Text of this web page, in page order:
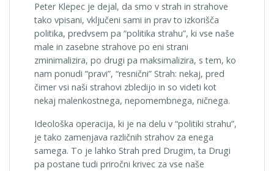
Peter Klepec je dejal, da smo v strah in strahove
tako vpisani, vključeni sami in prav to izkorišča
politika, predvsem pa “politika strahu”, ki vse naše
male in zasebne strahove po eni strani
zminimalizira, po drugi pa maksimalizira, s tem, ko
nam ponudi “pravi”, “resnični” Strah: nekaj, pred
čimer vsi naši strahovi zbledijo in so videti kot
nekaj malenkostnega, nepomembnega, ničnega.
Ideološka operacija, ki je na delu v “politiki strahu”,
je tako zamenjava različnih strahov za enega
samega. To je lahko Strah pred Drugim, ta Drugi
pa postane tudi priročni krivec za vse naše